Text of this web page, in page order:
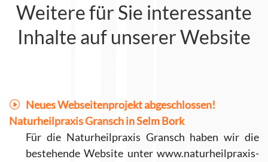
Weitere für Sie interessante
Inhalte auf unserer Website
Neues Webseitenprojekt abgeschlossen!
Naturheilpraxis Gransch in Selm Bork
Für die Naturheilpraxis Gransch haben wir die
bestehende Website unter www.naturheilpraxis-